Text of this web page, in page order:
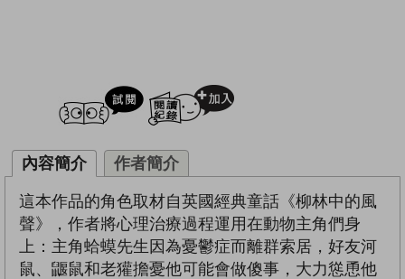
試閲
內容簡介 作者簡介
這本作品的角色取材自英國經典童話《柳林中的風
聲》，作者將心理治療過程運用在動物主角們身
上：主角蛤蟆先生因為憂鬱症而離群索居，好友河
鼠、鼴鼠和老獾擔憂他可能會做傻事，大力慫恿他